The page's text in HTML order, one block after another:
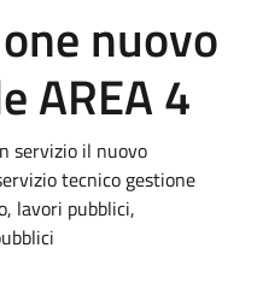
nuovo
AREA 4
servizio il nuovo
tecnico gestione
lavori pubblici,